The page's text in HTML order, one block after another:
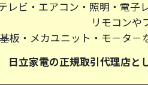
レビ・エアコン・照明・電子
リモコンや
板・メカユニット・モ－タ－
日立家電の正規取引代理店